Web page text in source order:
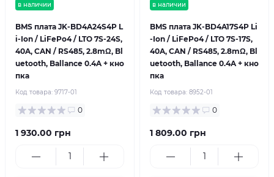
в наличии
BMS плата JK-BD4A24S4P L
i-Ion / LiFePo4 / LTO 7S-24S,
40A, CAN / RS485, 2.8mΩ, Bl
uetooth, Ballance 0.4A + кно
пка
Код товара: 9717-01
0
1 930.00 грн
в наличии
BMS плата JK-BD4A17S4P Li
-Ion / LiFePo4 / LTO 7S-17S,
40A, CAN / RS485, 2.8mΩ, Bl
uetooth, Ballance 0.4A + кно
пка
Код товара: 8952-01
0
1 809.00 грн